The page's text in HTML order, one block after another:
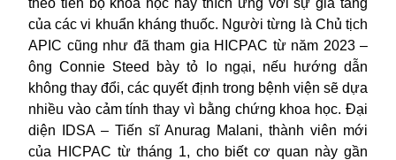
theo tiến bộ khoa học hay thích ứng với sự gia tăng
của các vi khuẩn kháng thuốc. Người từng là Chủ tịch
APIC cũng như đã tham gia HICPAC từ năm 2023 –
ông Connie Steed bày tỏ lo ngại, nếu hướng dẫn
không thay đổi, các quyết định trong bệnh viện sẽ dựa
nhiều vào cảm tính thay vì bằng chứng khoa học. Đại
diện IDSA – Tiến sĩ Anurag Malani, thành viên mới
của HICPAC từ tháng 1, cho biết cơ quan này gần